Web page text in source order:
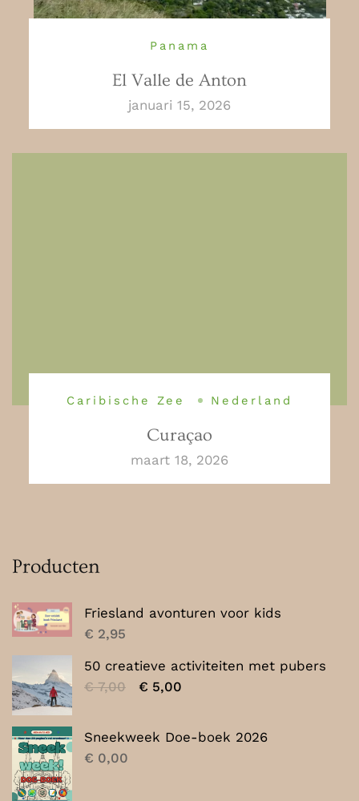
Panama
El Valle de Anton
januari 15, 2026
Caribische Zee Nederland
Curaçao
maart 18, 2026
Producten
Friesland avonturen voor kids
€ 2,95
50 creatieve activiteiten met pubers
€7,00
Oorspronkelijke
was:
€ 5,00
Sneekweek Doe-boek 2026
€ 0,00